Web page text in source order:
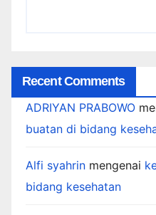
Recent Comments
ADRIYAN PRABOWO
buatan di bidang
Alfi syahrin mengenai
bidang kesehatan